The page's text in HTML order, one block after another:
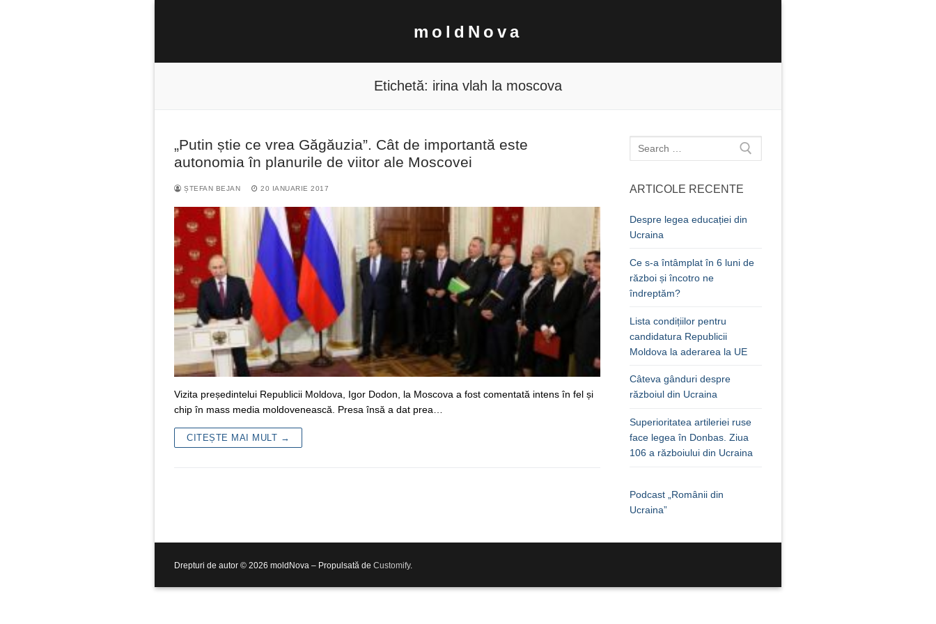
moldNova
Caută
după:
Etichetă: irina vlah la moscova
„Putin știe ce vrea Găgăuzia”. Cât de importantă este
autonomia în planurile de viitor ale Moscovei
ȘTEFAN BEJAN 20 IANUARIE 2017
Vizita președintelui Republicii Moldova, Igor Dodon, la Moscova a fost comentată intens în fel și
chip în mass media moldovenească. Presa însă a dat prea…
CITEȘTE MAI MULT →
Caută
după:
ARTICOLE RECENTE
Despre legea educației din
Ucraina
Ce s-a întâmplat în 6 luni de
război și încotro ne
îndreptăm?
Lista condițiilor pentru
candidatura Republicii
Moldova la aderarea la UE
Câteva gânduri despre
războiul din Ucraina
Superioritatea artileriei ruse
face legea în Donbas. Ziua
106 a războiului din Ucraina
Podcast „Românii din
Ucraina”
Drepturi de autor © 2026 moldNova – Propulsată de Customify.